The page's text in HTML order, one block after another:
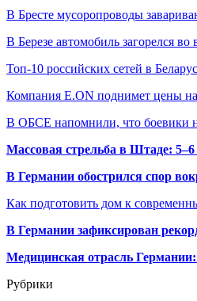
В Бресте мусоропроводы
В Березе автомобиль загорелся
Топ-10 российских сетей в
Компания E.ON поднимет цены на
В ОБСЕ напомнили, что боевики
Массовая стрельба в Штаде:
В Германии обострился спор
Как подготовить дом к
В Германии зафиксирован
Медицинская отрасль
Рубрики